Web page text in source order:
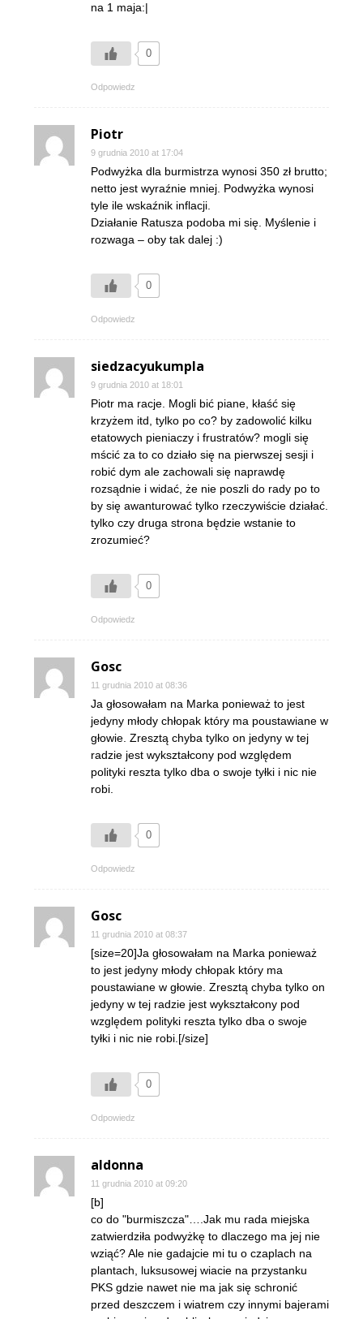
na 1 maja:|
0
Odpowiedz
Piotr
9 grudnia 2010 at 17:04
Podwyżka dla burmistrza wynosi 350 zł brutto;
netto jest wyraźnie mniej. Podwyżka wynosi
tyle ile wskaźnik inflacji.
Działanie Ratusza podoba mi się. Myślenie i
rozwaga – oby tak dalej :)
0
Odpowiedz
siedzacyukumpla
9 grudnia 2010 at 18:01
Piotr ma racje. Mogli bić piane, kłaść się
krzyżem itd, tylko po co? by zadowolić kilku
etatowych pieniaczy i frustratów? mogli się
mścić za to co działo się na pierwszej sesji i
robić dym ale zachowali się naprawdę
rozsądnie i widać, że nie poszli do rady po to
by się awanturować tylko rzeczywiście działać.
tylko czy druga strona będzie wstanie to
zrozumieć?
0
Odpowiedz
Gosc
11 grudnia 2010 at 08:36
Ja głosowałam na Marka ponieważ to jest
jedyny młody chłopak który ma poustawiane w
głowie. Zresztą chyba tylko on jedyny w tej
radzie jest wykształcony pod względem
polityki reszta tylko dba o swoje tyłki i nic nie
robi.
0
Odpowiedz
Gosc
11 grudnia 2010 at 08:37
[size=20]Ja głosowałam na Marka ponieważ
to jest jedyny młody chłopak który ma
poustawiane w głowie. Zresztą chyba tylko on
jedyny w tej radzie jest wykształcony pod
względem polityki reszta tylko dba o swoje
tyłki i nic nie robi.[/size]
0
Odpowiedz
aldonna
11 grudnia 2010 at 09:20
[b]
co do "burmiszcza"….Jak mu rada miejska
zatwierdziła podwyżkę to dlaczego ma jej nie
wziąć? Ale nie gadajcie mi tu o czaplach na
plantach, luksusowej wiacie na przystanku
PKS gdzie nawet nie ma jak się schronić
przed deszczem i wiatrem czy innymi bajerami